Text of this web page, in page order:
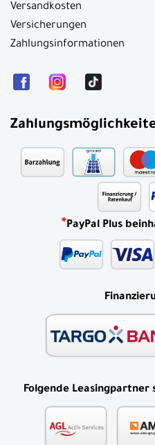
Versandkosten
Versicherungen
Zahlungsinformationen
*PayPal Plus
Folgende